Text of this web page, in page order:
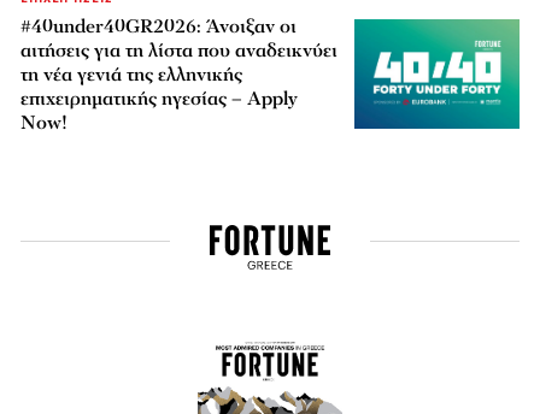
#40under40GR2026: Άνοιξαν οι
αιτήσεις για τη λίστα που αναδεικνύει
τη νέα γενιά της ελληνικής
επιχειρηματικής ηγεσίας – Apply
Now!